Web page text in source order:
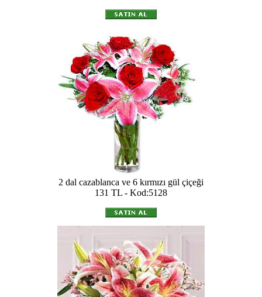
2 dal cazablanca ve 6 kırmızı gül çiçeği
131 TL - Kod:5128